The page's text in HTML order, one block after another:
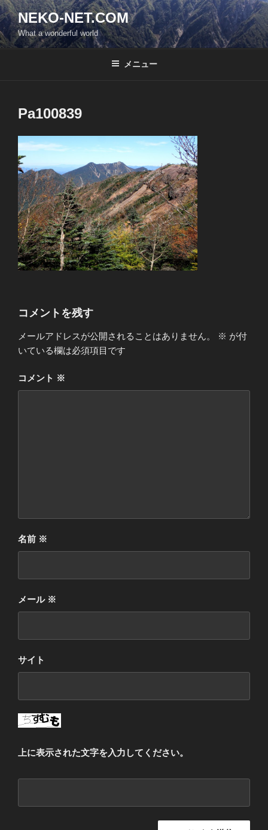
コ
ン
テ
ン
NEKO-NET.COM
What a wonderful world
メニュー
Pa100839
コメントを残す
メールアドレスが公開されることはありません。 ※ が付
いている欄は必須項目です
コメント ※
名前 ※
メール ※
サイト
上に表示された文字を入力してください。